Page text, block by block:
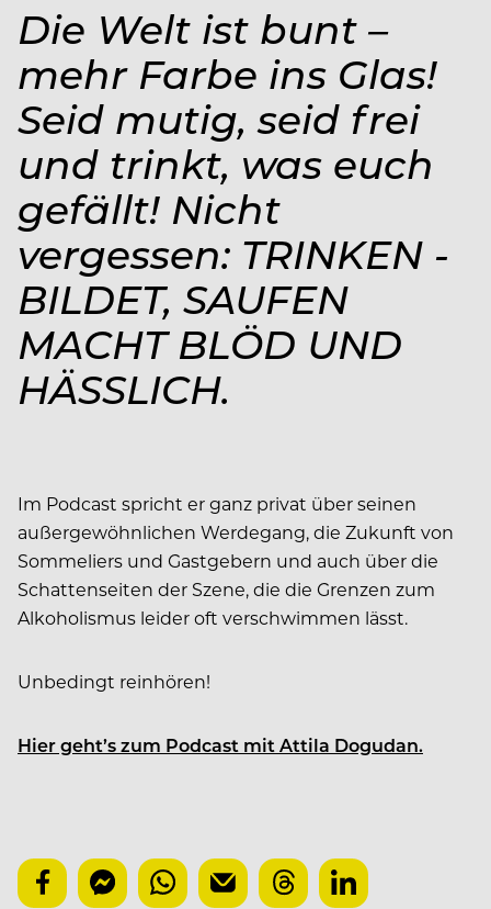
Die Welt ist bunt –
mehr Farbe ins Glas!
Seid ­mutig, seid frei
und trinkt, was euch
gefällt! Nicht
vergessen: ­TRINKEN ­
BILDET, SAUFEN
MACHT BLÖD UND
HÄSSLICH.
Im Podcast spricht er ganz privat über seinen
außergewöhnlichen Werdegang, die Zukunft von
Sommeliers und Gastgebern und auch über die
Schattenseiten der Szene, die die Grenzen zum
Alkoholismus leider oft verschwimmen lässt.
Unbedingt reinhören!
Hier geht’s zum Podcast mit Attila Dogudan.